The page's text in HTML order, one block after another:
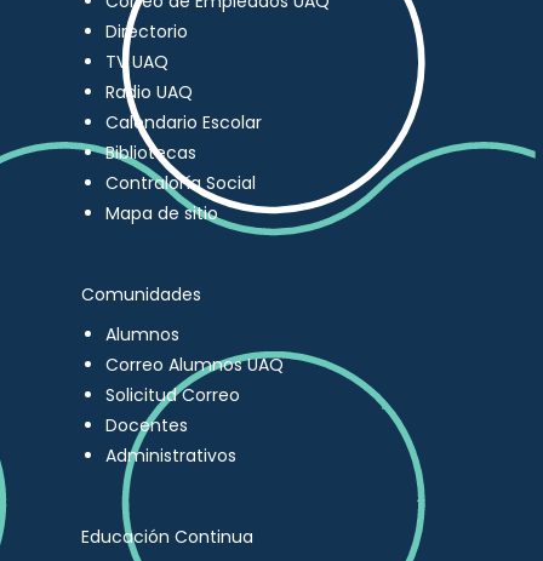
Directorio
TV UAQ
Radio UAQ
Calendario Escolar
Bibliotecas
Contraloría Social
Mapa de sitio
Comunidades
Alumnos
Correo Alumnos UAQ
Solicitud Correo
Docentes
Administrativos
Educación Continua